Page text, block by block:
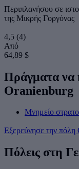
Περιπλανήσου σε
της Μικρής Γοργόνας
4,5 (4)
Από
64,89 $
Πράγματα να
Oranienburg
Μνημείο
Εξερεύνησε την πόλη
Πόλεις στη